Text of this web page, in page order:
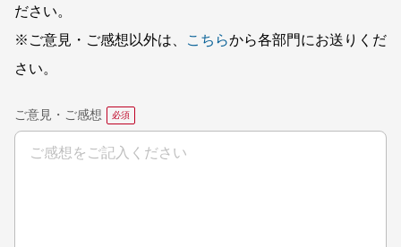
ださい。
※ご意見・ご感想以外は、
こちらから各部門にお送りくだ
さい。
ご意見・ご感想